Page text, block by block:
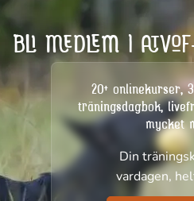
BLI MEDLEM I
20+ onlinekurser,
träningsdagbok,
mycket
Din
vardagen,